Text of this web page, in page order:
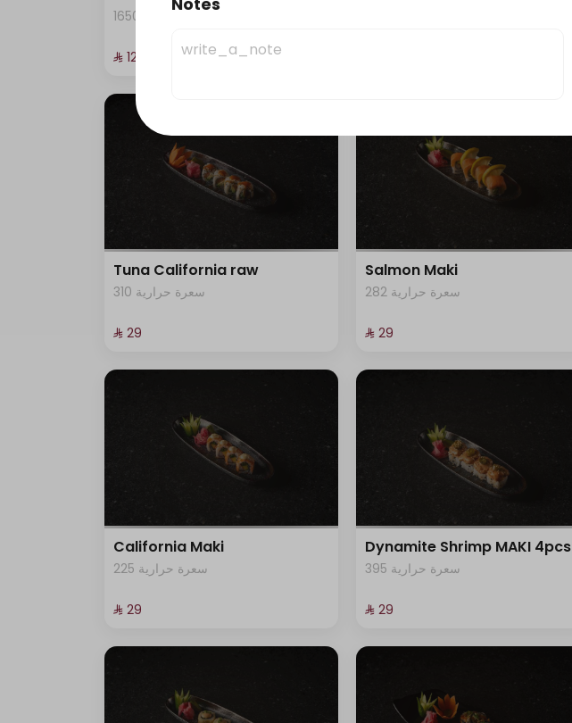
1650 سعرة حرارية
⁨⁦‪‬ 129⁩
Tuna California raw
310 سعرة حرارية
⁨⁦‪‬ 29⁩
Salmon Maki
282 سعرة حرارية
⁨⁦‪‬ 29⁩
California Maki
225 سعرة حرارية
⁨⁦‪‬ 29⁩
Dynamite Shrimp MAKI 4pcs
395 سعرة حرارية
⁨⁦‪‬ 29⁩